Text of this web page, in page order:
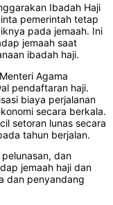
Ibadah Haji
pemerintah tetap
pada jemaah. Ini
jemaah saat
ibadah haji.
Agama
pendaftaran haji.
biaya perjalanan
secara berkala.
setoran lunas secara
tahun berjalan.
dan
jemaah haji dan
dan penyandang